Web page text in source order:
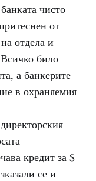
чисто
от
отдела и
било
а банкерите
в охраняемия
кредит за $
се и